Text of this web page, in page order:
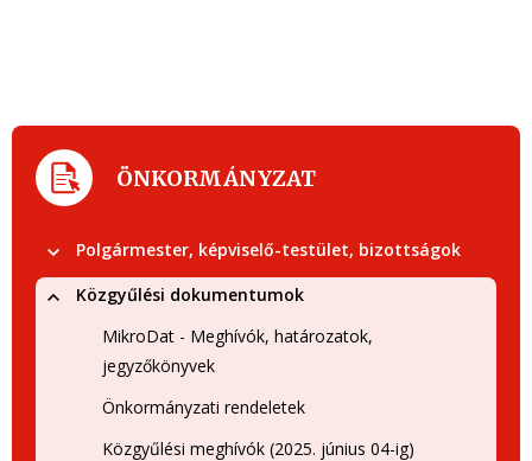
ÖNKORMÁNYZAT
Polgármester, képviselő-testület, bizottságok
Közgyűlési dokumentumok
MikroDat - Meghívók, határozatok,
jegyzőkönyvek
Önkormányzati rendeletek
Közgyűlési meghívók (2025. június 04-ig)